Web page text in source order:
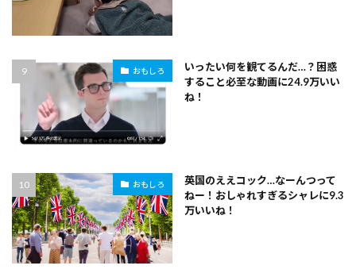
おもしろ
いったい何を観てるんだ…？困惑
すること必至な動画に24.9万いい
ね！
おもしろ
英国のええコック…なーんつって
ねー！おしゃれすぎるシャレに9.3
万いいね！